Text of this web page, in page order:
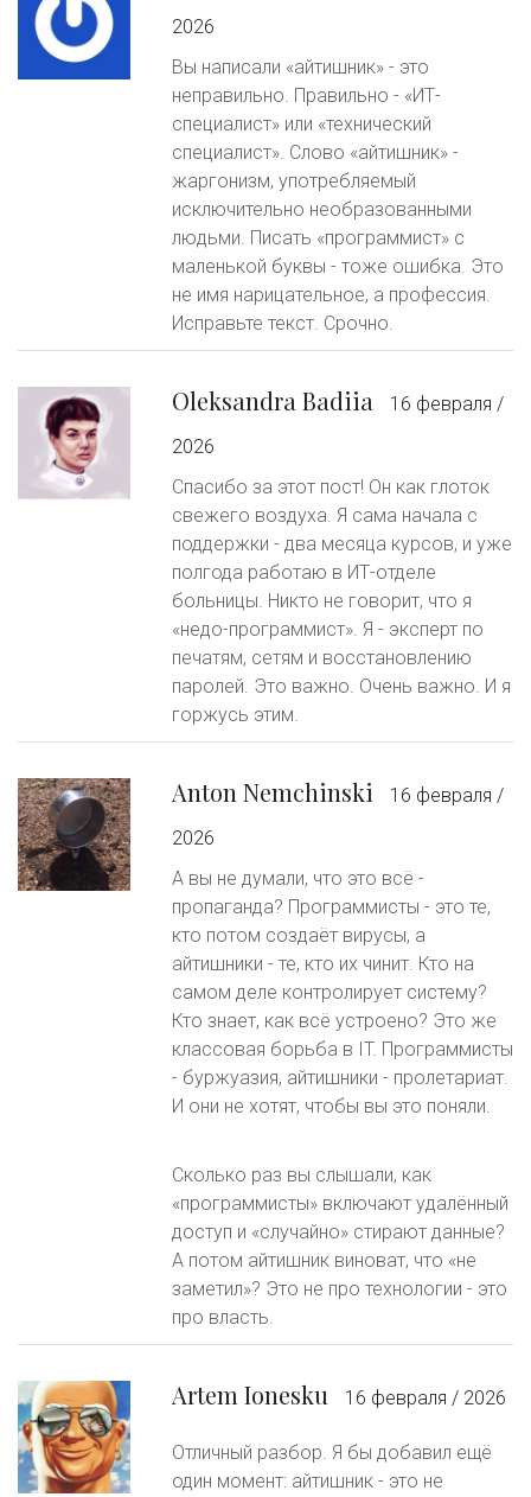
2026
Вы написали «айтишник» - это
неправильно. Правильно - «ИТ-
специалист» или «технический
специалист». Слово «айтишник» -
жаргонизм, употребляемый
исключительно необразованными
людьми. Писать «программист» с
маленькой буквы - тоже ошибка. Это
не имя нарицательное, а профессия.
Исправьте текст. Срочно.
Oleksandra Badiia
16 февраля /
2026
Спасибо за этот пост! Он как глоток
свежего воздуха. Я сама начала с
поддержки - два месяца курсов, и уже
полгода работаю в ИТ-отделе
больницы. Никто не говорит, что я
«недо-программист». Я - эксперт по
печатям, сетям и восстановлению
паролей. Это важно. Очень важно. И я
горжусь этим.
Anton Nemchinski
16 февраля /
2026
А вы не думали, что это всё -
пропаганда? Программисты - это те,
кто потом создаёт вирусы, а
айтишники - те, кто их чинит. Кто на
самом деле контролирует систему?
Кто знает, как всё устроено? Это же
классовая борьба в IT. Программисты
- буржуазия, айтишники - пролетариат.
И они не хотят, чтобы вы это поняли.
Сколько раз вы слышали, как
«программисты» включают удалённый
доступ и «случайно» стирают данные?
А потом айтишник виноват, что «не
заметил»? Это не про технологии - это
про власть.
Artem Ionesku 16 февраля / 2026
Отличный разбор. Я бы добавил ещё
один момент: айтишник - это не